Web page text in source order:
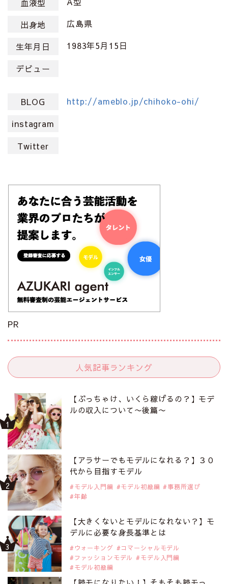
血液型
出身地 広島県
生年月日 1983年5月15日
デビュー
BLOG http://ameblo.jp/chihoko-ohi/
instagram
Twitter
PR
人気記事ランキング
【ぶっちゃけ、いくら稼げるの？】モデ
ルの収入について〜後篇〜
【アラサーでもモデルになれる？】３０
代から目指すモデル
モデル入門編 モデル初級編
事務所選び
年齢
【大きくないとモデルになれない？】モ
デルに必要な身長基準とは
ウォーキング
コマーシャルモデル
ファッションモデル
モデル入門編
モデル初級編